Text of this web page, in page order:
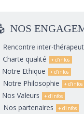
NOS
Rencontre inter-
Charte qualité
Notre Ethique
Notre Philosophie
Nos Valeurs
Nos partenaires